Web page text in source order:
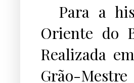
Para a
Oriente do
Realizada
Grão-